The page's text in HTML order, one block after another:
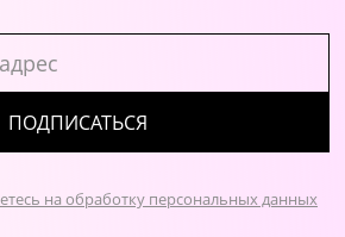
ПОДПИСАТЬСЯ
на обработку персональных данных